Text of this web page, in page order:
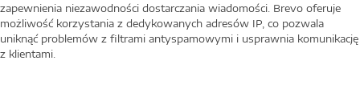
zapewnienia niezawodności dostarczania wiadomości. Brevo oferuje
możliwość korzystania z dedykowanych adresów IP, co pozwala
uniknąć problemów z filtrami antyspamowymi i usprawnia komunikację
z klientami.